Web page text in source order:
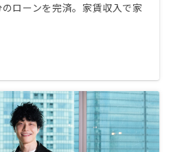
ローンを完済。家賃収入で家